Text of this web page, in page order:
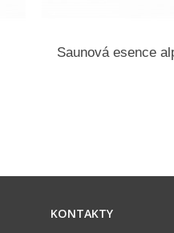
Saunová esence
KONTAKTY